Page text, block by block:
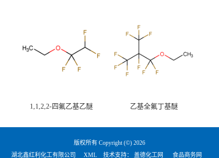
1,1,2,2-四氟乙基乙醚 乙基全氟丁基醚
版权所有 Copyright (©) 2026
湖北鑫红利化工有限公司
XML 技术支持： 盖德化工网 食品商务网